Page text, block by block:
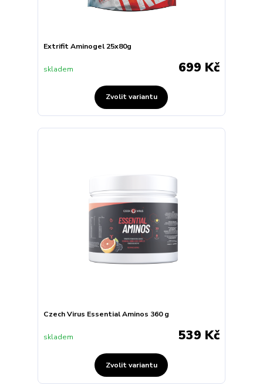
Extrifit Aminogel 25x80g
699 Kč
skladem
Zvolit variantu
Czech Virus Essential Aminos 360 g
539 Kč
skladem
Zvolit variantu